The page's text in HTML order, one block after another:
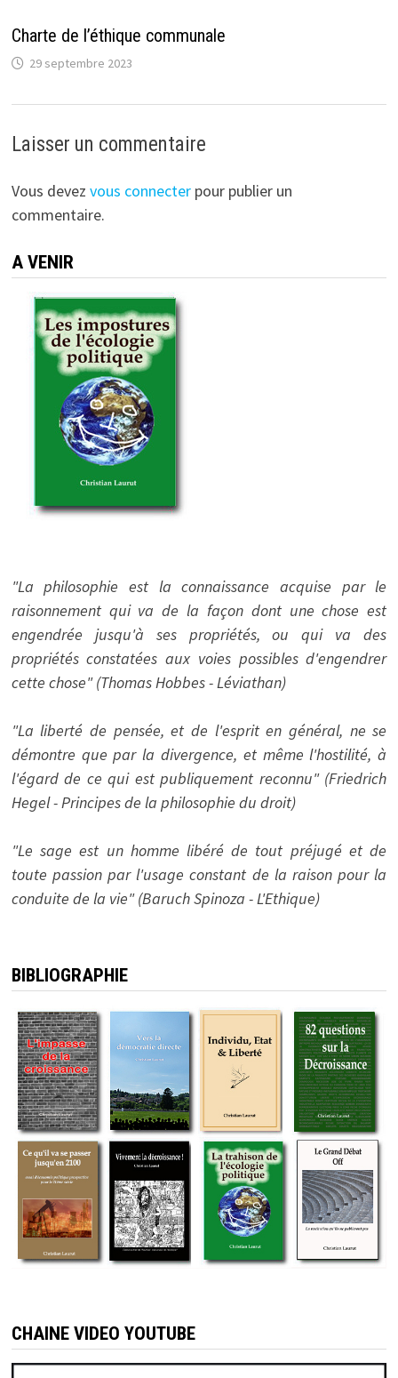
Charte de l’éthique communale
29 septembre 2023
Laisser un commentaire
Vous devez vous connecterpour publier un
commentaire.
A VENIR
"La philosophie est la connaissance acquise par le
raisonnement qui va de la façon dont une chose est
engendrée jusqu'à ses propriétés, ou qui va des
propriétés constatées aux voies possibles d'engendrer
cette chose" (Thomas Hobbes - Léviathan)
"La liberté de pensée, et de l'esprit en général, ne se
démontre que par la divergence, et même l'hostilité, à
l'égard de ce qui est publiquement reconnu" (Friedrich
Hegel - Principes de la philosophie du droit)
"Le sage est un homme libéré de tout préjugé et de
toute passion par l'usage constant de la raison pour la
conduite de la vie" (Baruch Spinoza - L'Ethique)
BIBLIOGRAPHIE
CHAINE VIDEO YOUTUBE